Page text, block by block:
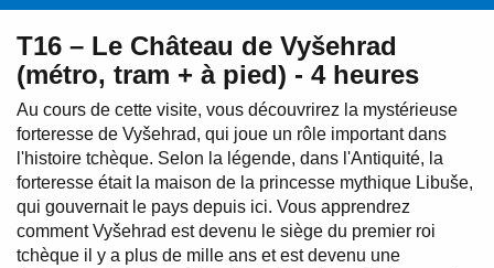
T16 – Le Château de Vyšehrad
(métro, tram + à pied) - 4 heures
Au cours de cette visite, vous découvrirez la mystérieuse
forteresse de Vyšehrad, qui joue un rôle important dans
l'histoire tchèque. Selon la légende, dans l'Antiquité, la
forteresse était la maison de la princesse mythique Libuše,
qui gouvernait le pays depuis ici. Vous apprendrez
comment Vyšehrad est devenu le siège du premier roi
tchèque il y a plus de mille ans et est devenu une